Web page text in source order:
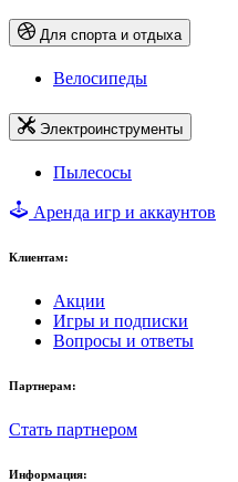
Для спорта и отдыха
Велосипеды
Электроинструменты
Пылесосы
Аренда игр и аккаунтов
Клиентам:
Акции
Игры и подписки
Вопросы и ответы
Партнерам:
Стать партнером
Информация: